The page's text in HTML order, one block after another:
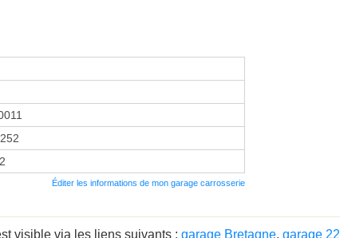
Éditer les informations de mon garage carrosserie
visible via les liens suivants : garage Bretagne, garage 22